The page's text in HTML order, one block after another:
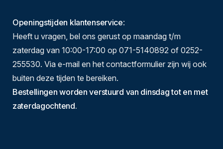
Openingstijden klantenservice:
Heeft u vragen, bel ons gerust op maandag t/m
zaterdag van 10:00-17:00 op 071-5140892 of 0252-
255530. Via e-mail en het contactformulier zijn wij ook
buiten deze tijden te bereiken.
Bestellingen worden verstuurd van dinsdag tot en met
zaterdagochtend.